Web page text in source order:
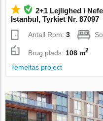
2+1 Lejlighed i
Istanbul, Tyrkiet Nr. 87097
Antall Rom:3
Brug plads: 108 m2
Temeltas project